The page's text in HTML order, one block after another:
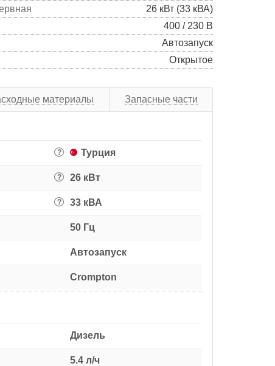
26 кВт (33 кВА)
400 / 230 В
Автозапуск
Открытое
материалы Запасные части
? Турция
? 26 кВт
? 33 кВА
50 Гц
Автозапуск
Crompton
Дизель
5.4 л/ч